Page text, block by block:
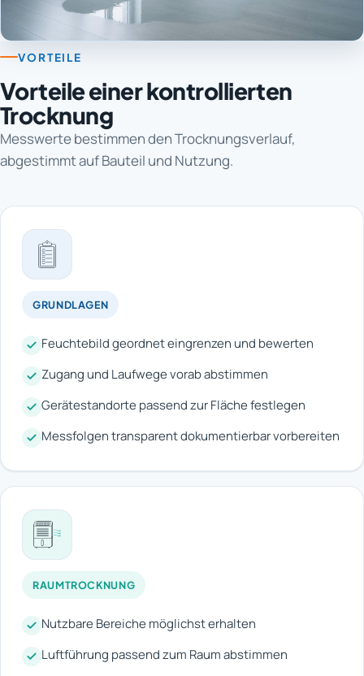
VORTEILE
Vorteile einer kontrollierten
Trocknung
Messwerte bestimmen den Trocknungsverlauf,
abgestimmt auf Bauteil und Nutzung.
GRUNDLAGEN
Feuchtebild geordnet eingrenzen und bewerten
Zugang und Laufwege vorab abstimmen
Gerätestandorte passend zur Fläche festlegen
Messfolgen transparent dokumentierbar vorbereiten
RAUMTROCKNUNG
Nutzbare Bereiche möglichst erhalten
Luftführung passend zum Raum abstimmen